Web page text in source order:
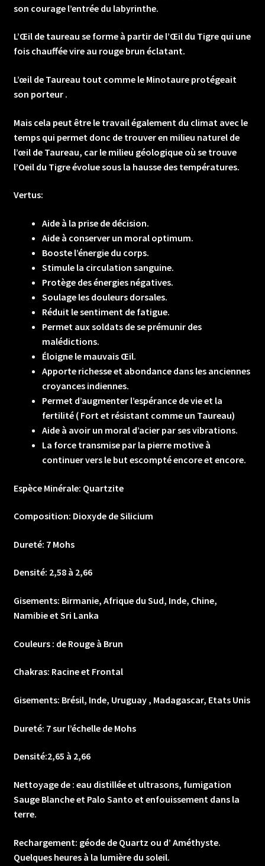
son courage l’entrée du labyrinthe.
L’Œil de taureau se forme à partir de l’Œil du Tigre qui une
fois chauffée vire au rouge brun éclatant.
L’œil de Taureau tout comme le Minotaure protégeait
son porteur .
Mais cela peut être le travail également du climat avec le
temps qui permet donc de trouver en milieu naturel de
l’œil de Taureau, car le milieu géologique où se trouve
l’Oeil du Tigre évolue sous la hausse des températures.
Vertus:
Aide à la prise de décision.
Aide à conserver un moral optimum.
Booste l’énergie du corps.
Stimule la circulation sanguine.
Protège des énergies négatives.
Soulage les douleurs dorsales.
Réduit le sentiment de fatigue.
Permet aux soldats de se prémunir des
malédictions.
Éloigne le mauvais Œil.
Apporte richesse et abondance dans les anciennes
croyances indiennes.
Permet d’augmenter l’espérance de vie et la
fertilité ( Fort et résistant comme un Taureau)
Aide à avoir un moral d’acier par ses vibrations.
La force transmise par la pierre motive à
continuer vers le but escompté encore et encore.
Espèce Minérale: Quartzite
Composition: Dioxyde de Silicium
Dureté: 7 Mohs
Densité: 2,58 à 2,66
Gisements: Birmanie, Afrique du Sud, Inde, Chine,
Namibie et Sri Lanka
Couleurs : de Rouge à Brun
Chakras: Racine et Frontal
Gisements: Brésil, Inde, Uruguay , Madagascar, Etats Unis
Dureté: 7 sur l’échelle de Mohs
Densité:2,65 à 2,66
Nettoyage de : eau distillée et ultrasons, fumigation
Sauge Blanche et Palo Santo et enfouissement dans la
terre.
Rechargement: géode de Quartz ou d’ Améthyste.
Quelques heures à la lumière du soleil.